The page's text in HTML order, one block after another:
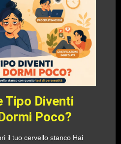
Tipo Diventi
Poco?
il tuo cervello stanco Hai